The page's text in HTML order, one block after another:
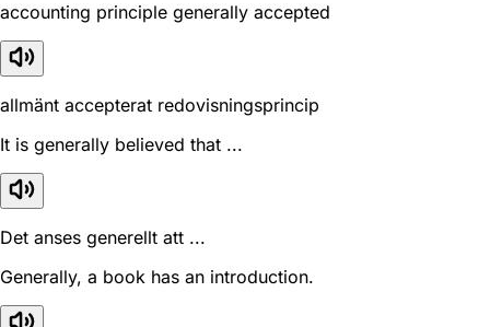
accounting principle generally accepted
allmänt accepterat redovisningsprincip
It is generally believed that ...
Det anses generellt att ...
Generally, a book has an introduction.